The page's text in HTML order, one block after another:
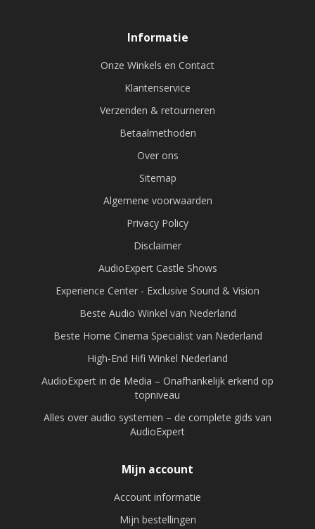
Informatie
Onze Winkels en Contact
Klantenservice
Verzenden & retourneren
Betaalmethoden
Over ons
Sitemap
Algemene voorwaarden
Privacy Policy
Disclaimer
AudioExpert Castle Shows
Experience Center - Exclusive Sound & Vision
Beste Audio Winkel van Nederland
Beste Home Cinema Specialist van Nederland
High-End Hifi Winkel Nederland
AudioExpert in de Media – Onafhankelijk erkend op
topniveau
Alles over audio systemen – de complete gids van
AudioExpert
Mijn account
Account informatie
Mijn bestellingen